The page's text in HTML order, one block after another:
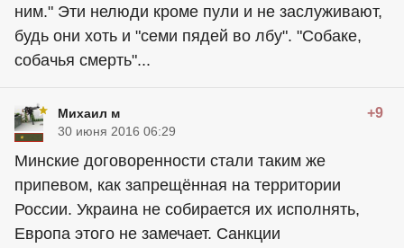
ним." Эти нелюди кроме пули и не заслуживают,
будь они хоть и "семи пядей во лбу". "Собаке,
собачья смерть"...
Михаил м +9
30 июня 2016 06:29
Минские договоренности стали таким же
припевом, как запрещённая на территории
России. Украина не собирается их исполнять,
Европа этого не замечает. Санкции